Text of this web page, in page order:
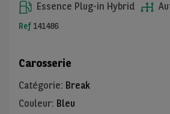
Essence Plug-in Hybrid
Ref 141486
Carosserie
Catégorie: Break
Couleur: Bleu